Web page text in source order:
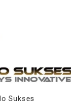
Sukses